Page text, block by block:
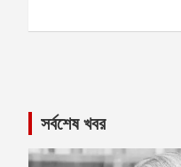
সর্বশেষ খবর